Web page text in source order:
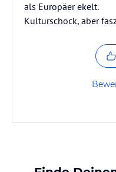
als Europäer ekelt.
Kulturschock, aber